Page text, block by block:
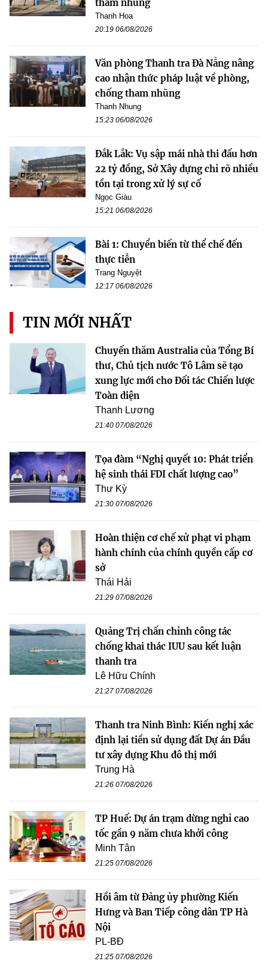
tham nhũng
Thanh Hoa
20:19 06/08/2026
Văn phòng Thanh tra Đà Nẵng nâng
cao nhận thức pháp luật về phòng,
chống tham nhũng
Thanh Nhung
15:23 06/08/2026
Đắk Lắk: Vụ sập mái nhà thi đấu hơn
22 tỷ đồng, Sở Xây dựng chỉ rõ nhiều
tồn tại trong xử lý sự cố
Ngọc Giàu
15:21 06/08/2026
Bài 1: Chuyển biến từ thể chế đến
thực tiễn
Trang Nguyệt
12:17 06/08/2026
TIN MỚI NHẤT
Chuyến thăm Australia của Tổng Bí
thư, Chủ tịch nước Tô Lâm sẽ tạo
xung lực mới cho Đối tác Chiến lược
Toàn diện
Thanh Lương
21:40 07/08/2026
Tọa đàm “Nghị quyết 10: Phát triển
hệ sinh thái FDI chất lượng cao”
Thư Kỳ
21:30 07/08/2026
Hoàn thiện cơ chế xử phạt vi phạm
hành chính của chính quyền cấp cơ
sở
Thái Hải
21:29 07/08/2026
Quảng Trị chấn chỉnh công tác
chống khai thác IUU sau kết luận
thanh tra
Lê Hữu Chính
21:27 07/08/2026
Thanh tra Ninh Bình: Kiến nghị xác
định lại tiền sử dụng đất Dự án Đầu
tư xây dựng Khu đô thị mới
Trung Hà
21:26 07/08/2026
TP Huế: Dự án trạm dừng nghỉ cao
tốc gần 9 năm chưa khởi công
Minh Tân
21:25 07/08/2026
Hồi âm từ Đảng ủy phường Kiến
Hưng và Ban Tiếp công dân TP Hà
Nội
PL-BĐ
21:25 07/08/2026